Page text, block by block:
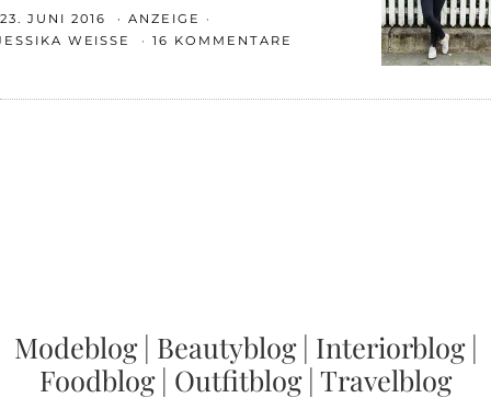
23. JUNI 2016
ANZEIGE
WEISSE
16 KOMMENTARE
Modeblog| Beautyblog| Interiorblog|
Foodblog| Outfitblog| Travelblog